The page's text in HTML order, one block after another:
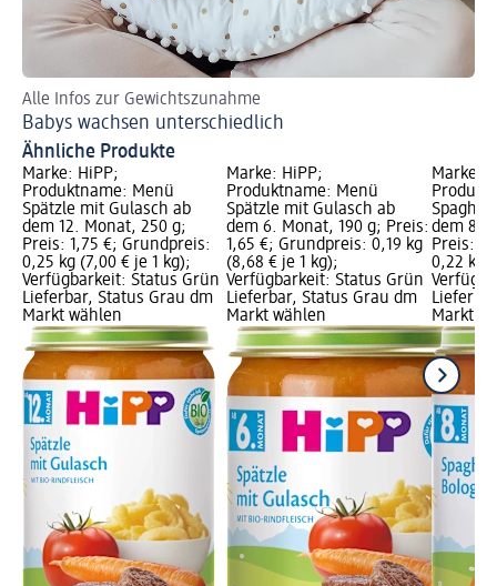
Alle Infos zur Gewichtszunahme
Babys wachsen unterschiedlich
Ähnliche Produkte
Marke: HiPP;
Produktname: Menü
Spätzle mit Gulasch ab
dem 12. Monat, 250 g;
Preis: 1,75 €; Grundpreis:
0,25 kg (7,00 € je 1 kg);
Verfügbarkeit: Status Grün
Lieferbar, Status Grau dm
Markt wählen
Marke: HiPP;
Produktname: Menü
Spätzle mit Gulasch ab
dem 6. Monat, 190 g; Preis:
1,65 €; Grundpreis: 0,19 kg
(8,68 € je 1 kg);
Verfügbarkeit: Status Grün
Lieferbar, Status Grau dm
Markt wählen
Marke:
dem 8.
Preis:
0,22 kg
Markt